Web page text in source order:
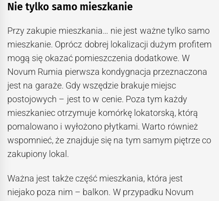
Nie tylko samo mieszkanie
Przy zakupie mieszkania… nie jest ważne tylko samo
mieszkanie. Oprócz dobrej lokalizacji dużym profitem
mogą się okazać pomieszczenia dodatkowe. W
Novum Rumia pierwsza kondygnacja przeznaczona
jest na garaże. Gdy wszędzie brakuje miejsc
postojowych – jest to w cenie. Poza tym każdy
mieszkaniec otrzymuje komórkę lokatorską, którą
pomalowano i wyłożono płytkami. Warto również
wspomnieć, że znajduje się na tym samym piętrze co
zakupiony lokal.
Ważna jest także część mieszkania, która jest
niejako poza nim – balkon. W przypadku Novum